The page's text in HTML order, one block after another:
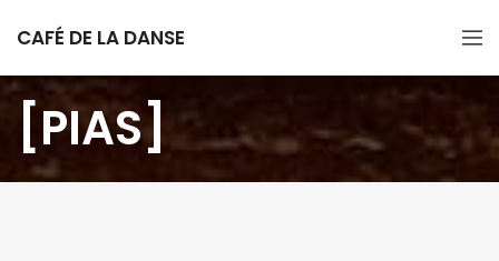
CAFÉ DE LA DANSE
[PIAS]